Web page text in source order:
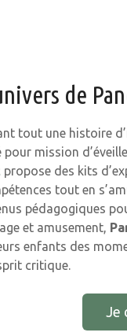
de
tout une histoire
pour mission
propose des kits
tout en
pédagogiques
et amusement,
enfants des
critique.
Je